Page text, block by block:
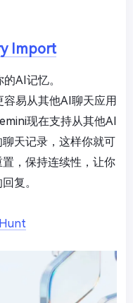
Import
AI记忆。
容易从其他AI聊天应用
现在支持从其他AI
天记录，这样你就可
，保持连续性，让你
复。